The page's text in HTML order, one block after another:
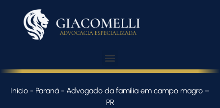
Início - Paraná - Advogado da família em campo magro –
PR